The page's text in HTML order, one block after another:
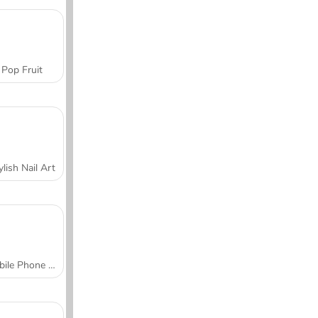
Pop Fruit
Nail Art
Mobile Phone Case Design & DIY